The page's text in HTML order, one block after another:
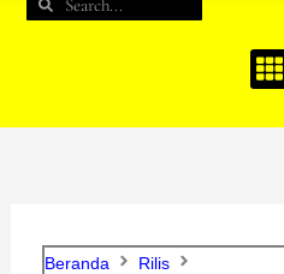
Beranda
Rilis